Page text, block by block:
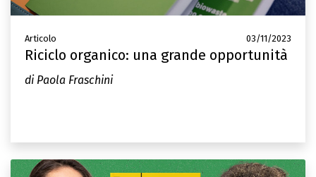
Articolo 03/11/2023
Riciclo organico: una grande opportunità
di Paola Fraschini